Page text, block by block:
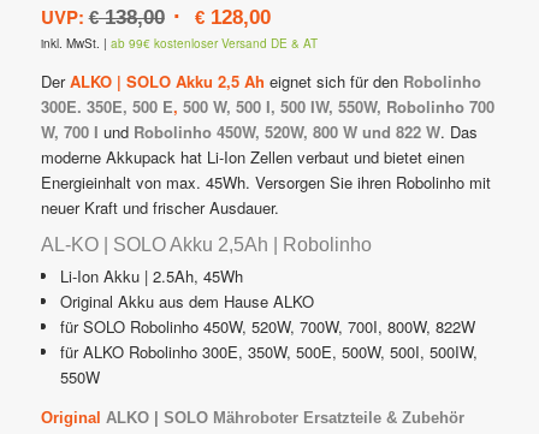
UVP: €138,00 Ursprünglicher
Preis
war:
€ 138,00
€128,00Aktueller
Preis
ist:
€ 128,00.
inkl. MwSt. | ab 99€ kostenloser Versand DE & AT
DerALKO | SOLO Akku 2,5 Ah eignet sich für den Robolinho
300E. 350E, 500 E, 500 W, 500 I, 500 IW, 550W, Robolinho 700
W, 700 I und Robolinho 450W, 520W, 800 W und 822 W. Das
moderne Akkupack hat Li-Ion Zellen verbaut und bietet einen
Energieinhalt von max. 45Wh. Versorgen Sie ihren Robolinho mit
neuer Kraft und frischer Ausdauer.
AL-KO | SOLO Akku 2,5Ah | Robolinho
Li-Ion Akku | 2.5Ah, 45Wh
Original Akku aus dem Hause ALKO
für SOLO Robolinho 450W, 520W, 700W, 700I, 800W, 822W
für ALKO Robolinho 300E, 350W, 500E, 500W, 500I, 500IW,
550W
Original ALKO | SOLO Mähroboter Ersatzteile & Zubehör